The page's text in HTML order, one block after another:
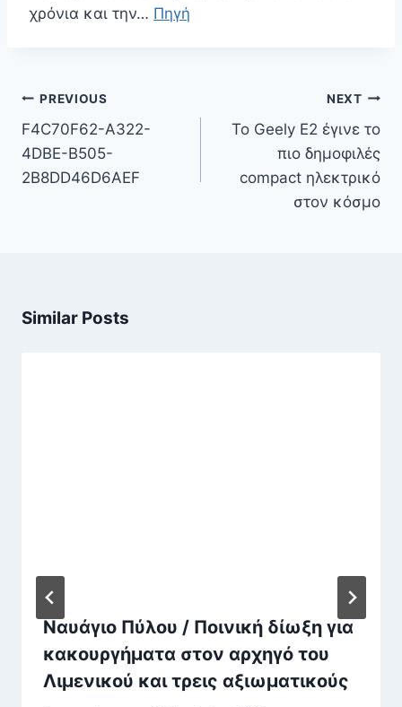
χρόνια και την… Πηγή
Πλοήγηση
άρθρων
PREVIOUS
F4C70F62-A322-
4DBE-B505-
2B8DD46D6AEF
NEXT
Το Geely E2 έγινε το
πιο δημοφιλές
compact ηλεκτρικό
στον κόσμο
Similar Posts
Ναυάγιο Πύλου / Ποινική δίωξη για
κακουργήματα στον αρχηγό του
Λιμενικού και τρεις αξιωματικούς